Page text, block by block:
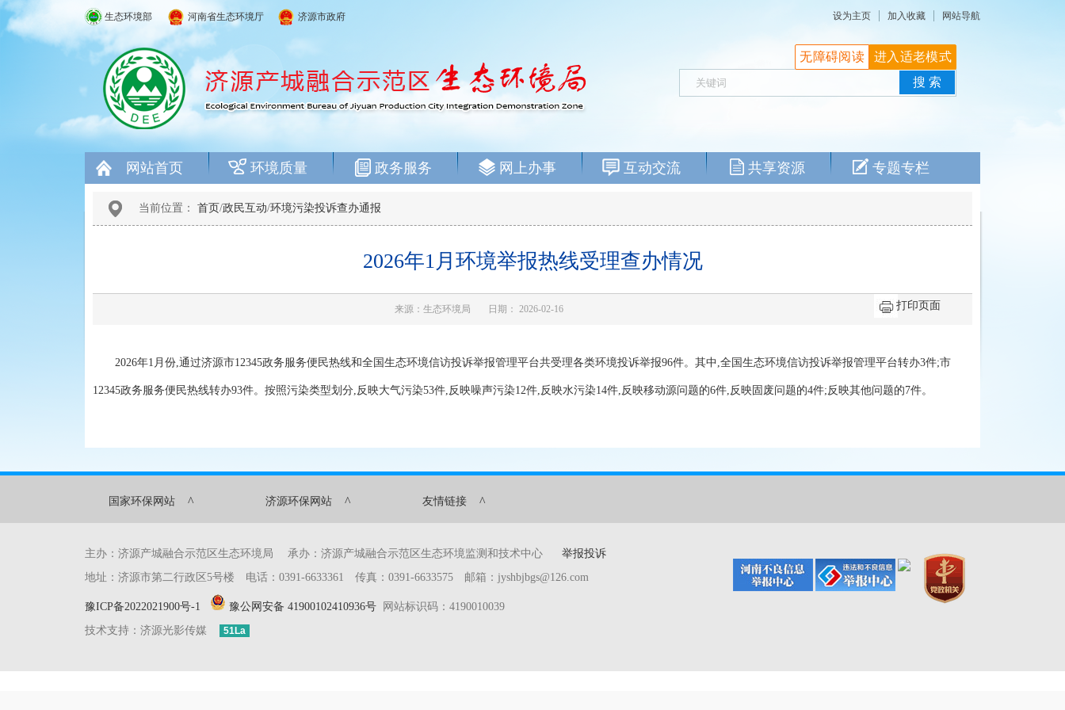
生态环境部 河南省生态环境厅 济源市政府 设为主页 加入收藏 网站导航
网站首页 环境质量 政务服务 网上办事 互动交流 共享资源 专题专栏
无障碍阅读 进入适老模式
当前位置： 首页/政民互动/环境污染投诉查办通报
2026年1月环境举报热线受理查办情况
来源：生态环境局 日期： 2026-02-16 打印页面
2026年1月份,通过济源市12345政务服务便民热线和全国生态环境信访投诉举报管理平台共受理各类环境投诉举报96件。其中,全国生态环境信访投诉举报管理平台转办3件;市
12345政务服务便民热线转办93件。按照污染类型划分,反映大气污染53件,反映噪声污染12件,反映水污染14件,反映移动源问题的6件,反映固废问题的4件;反映其他问题的7件。
国家环保网站 ^ 济源环保网站 ^ 友情链接 ^
主办：济源产城融合示范区生态环境局 承办：济源产城融合示范区生态环境监测和技术中心 举报投诉
地址：济源市第二行政区5号楼 电话：0391-6633361 传真：0391-6633575 邮箱：jyshbjbgs@126.com
豫ICP备2022021900号-1 豫公网安备 41900102410936号 网站标识码：4190010039
技术支持：济源光影传媒
51La